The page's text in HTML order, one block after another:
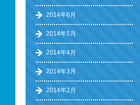
2014年6月
2014年5月
2014年4月
2014年3月
2014年2月